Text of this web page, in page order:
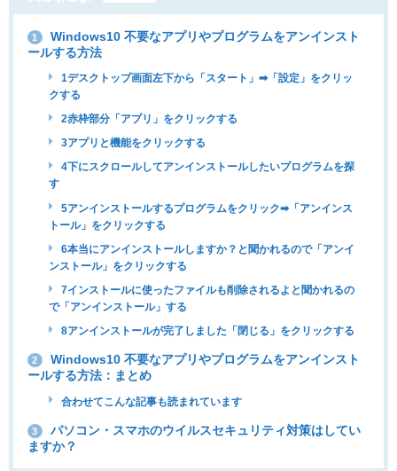
1
Windows10 不要なアプリやプログラムをアンインスト
ールする方法
1デスクトップ画面左下から「スタート」➡︎「設定」をクリッ
クする
2赤枠部分「アプリ」をクリックする
3アプリと機能をクリックする
4下にスクロールしてアンインストールしたいプログラムを探
す
5アンインストールするプログラムをクリック➡︎「アンインス
トール」をクリックする
6本当にアンインストールしますか？と聞かれるので「アンイ
ンストール」をクリックする
7インストールに使ったファイルも削除されるよと聞かれるの
で「アンインストール」する
8アンインストールが完了しました「閉じる」をクリックする
2
Windows10 不要なアプリやプログラムをアンインスト
ールする方法：まとめ
合わせてこんな記事も読まれています
3
パソコン・スマホのウイルスセキュリティ対策はしてい
ますか？